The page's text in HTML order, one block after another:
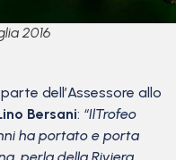
2016
dell’Assessore allo
Bersani: “IlTrofeo
ha portato e porta